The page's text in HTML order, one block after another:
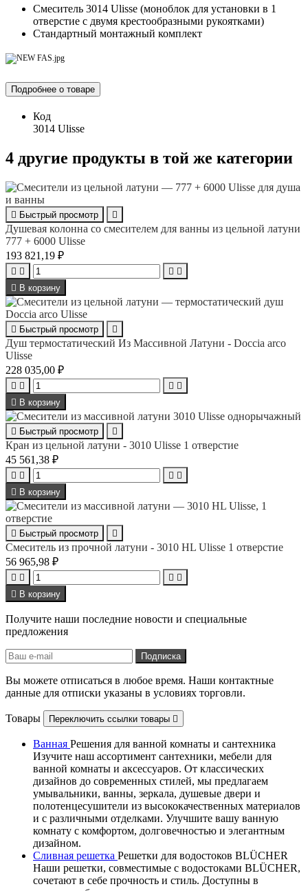
Смеситель 3014 Ulisse (моноблок для установки в 1
отверстие с двумя крестообразными рукоятками)
Стандартный монтажный комплект
Подробнее о товаре
Код
3014 Ulisse
4 другие продукты в той же категории
 Быстрый просмотр 
Душевая колонна со смесителем для ванны из цельной латуни
777 + 6000 Ulisse
193 821,19 ₽
   
 В корзину
 Быстрый просмотр 
Душ термостатический Из Массивной Латуни - Doccia arco
Ulisse
228 035,00 ₽
   
 В корзину
 Быстрый просмотр 
Кран из цельной латуни - 3010 Ulisse 1 отверстие
45 561,38 ₽
   
 В корзину
 Быстрый просмотр 
Смеситель из прочной латуни - 3010 HL Ulisse 1 отверстие
56 965,98 ₽
   
 В корзину
Получите наши последние новости и специальные
предложения
Вы можете отписаться в любое время. Наши контактные
данные для отписки указаны в условиях торговли.
Товары Переключить ссылки товары 
Ванная Решения для ванной комнаты и сантехника
Изучите наш ассортимент сантехники, мебели для
ванной комнаты и аксессуаров. От классических
дизайнов до современных стилей, мы предлагаем
умывальники, ванны, зеркала, душевые двери и
полотенцесушители из высококачественных материалов
и с различными отделками. Улучшите вашу ванную
комнату с комфортом, долговечностью и элегантным
дизайном.
Сливная решетка Решетки для водостоков BLÜCHER
Наши решетки, совместимые с водостоками BLÜCHER,
сочетают в себе прочность и стиль. Доступны в